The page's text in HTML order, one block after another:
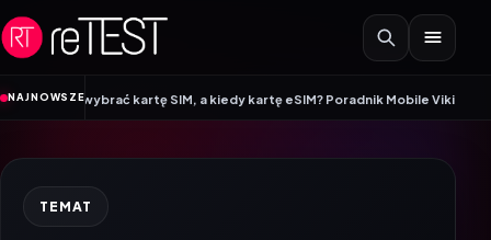
Przejdź do treści
NAJNOWSZE
wybrać kartę SIM, a kiedy kartę eSIM? Poradnik Mobile Vikings•
TEMAT